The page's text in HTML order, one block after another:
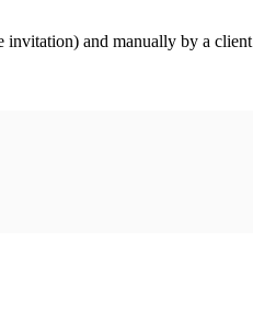
invitation) and manually by a client